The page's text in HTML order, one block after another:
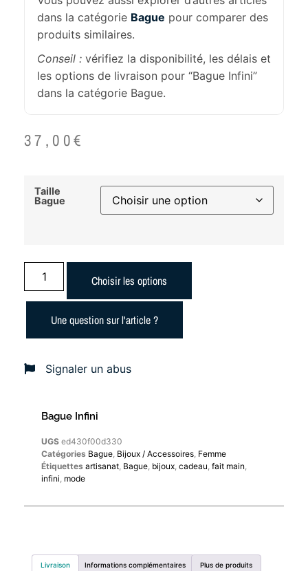
dans la catégorie Bague pour comparer des
produits similaires.
Conseil : vérifiez la disponibilité, les délais et
les options de livraison pour “Bague Infini”
dans la catégorie Bague.
37,00€
Taille
Bague
Choisir les options
Une question sur l'article ?
Signaler un abus
Bague Infini
UGS ed430f00d330
Catégories Bague Bijoux / Accessoires Femme
Étiquettes artisanat Bague bijoux cadeau fait main
infini mode
Livraison Informations complémentaires Plus de produits